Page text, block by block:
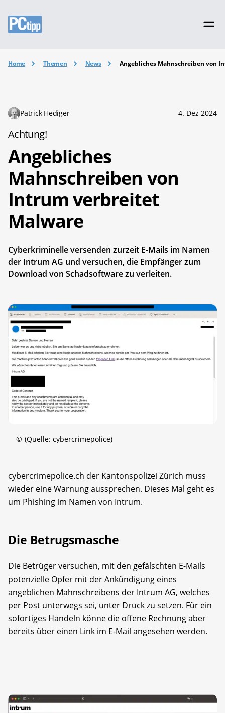
Home Themen News Angebliches Mahnschreiben von
Patrick Hediger 4. Dez 2024
Achtung!
Angebliches
Mahnschreiben von
Intrum verbreitet
Malware
Cyberkriminelle versenden zurzeit E-Mails im Namen
der Intrum AG und versuchen, die Empfänger zum
Download von Schadsoftware zu verleiten.
© (Quelle: cybercrimepolice)
cybercrimepolice.ch der Kantonspolizei Zürich muss
wieder eine Warnung aussprechen. Dieses Mal geht es
um Phishing im Namen von Intrum.
Die Betrugsmasche
Die Betrüger versuchen, mit den gefälschten E-Mails
potenzielle Opfer mit der Ankündigung eines
angeblichen Mahnschreibens der Intrum AG, welches
per Post unterwegs sei, unter Druck zu setzen. Für ein
sofortiges Handeln könne die offene Rechnung aber
bereits über einen Link im E-Mail angesehen werden.